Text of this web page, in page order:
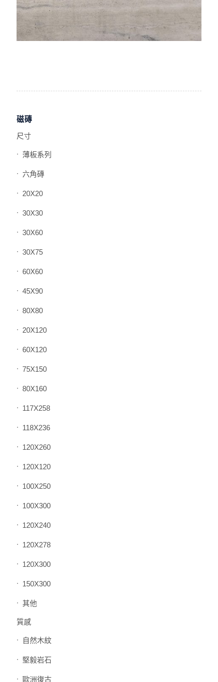
磁磚
尺寸
薄板系列
六角磚
20X20
30X30
30X60
30X75
60X60
45X90
80X80
20X120
60X120
75X150
80X160
117X258
118X236
120X260
120X120
100X250
100X300
120X240
120X278
120X300
150X300
其他
質感
自然木紋
堅毅岩石
歐洲復古